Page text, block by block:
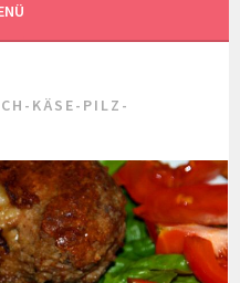
KÄSE-PILZ-